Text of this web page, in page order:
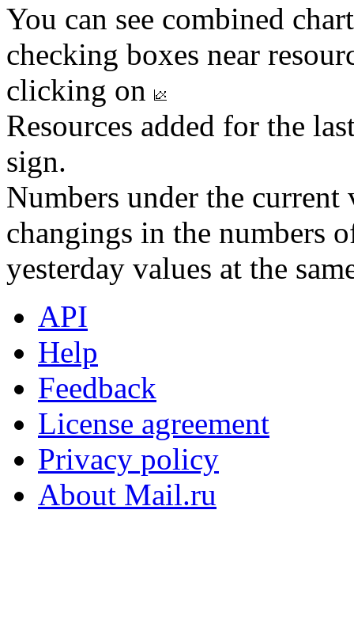
You can see combined
checking boxes near
clicking on
Resources added for the
sign.
Numbers under the
changings in the numbers
yesterday values at the
API
Help
Feedback
License agreement
Privacy policy
About Mail.ru